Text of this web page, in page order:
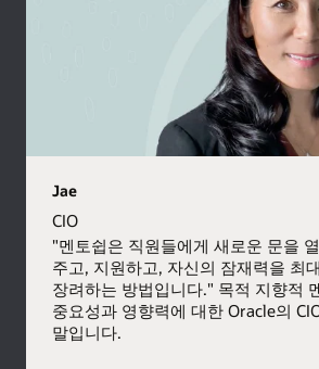
Jae
CIO
"멘토쉽은 직원들에게 새로운 문을
주고, 지원하고, 자신의 잠재력을 최
장려하는 방법입니다." 목적 지향적
중요성과 영향력에 대한 Oracle의
말입니다.